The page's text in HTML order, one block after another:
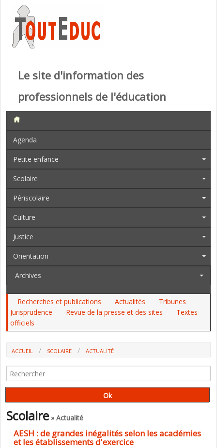
Le site d'information des
professionnels de l'éducation
Agenda
Petite enfance
Scolaire
Périscolaire
Culture
Justice
Orientation
Archives
Recherches et publications Actualités
Tribunes
Jurisprudence
Revue de la presse et des sites
Textes
officiels
ACCUEIL SCOLAIRE
ACTUALITÉ
ÉTABLISSEMENTS D'EXERCICE
Scolaire» Actualité
AESH : de grandes inégalités selon les académies
et les établissements d'exercice